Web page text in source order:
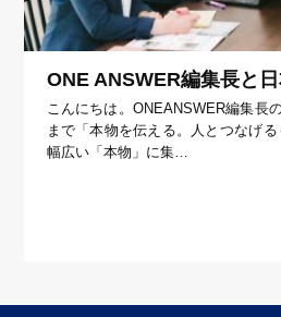
ONE ANSWER編集長と
こんにちは。ONEANSWER編集長
まで「本物を伝える。人とつなげ
幅広い「本物」に集…